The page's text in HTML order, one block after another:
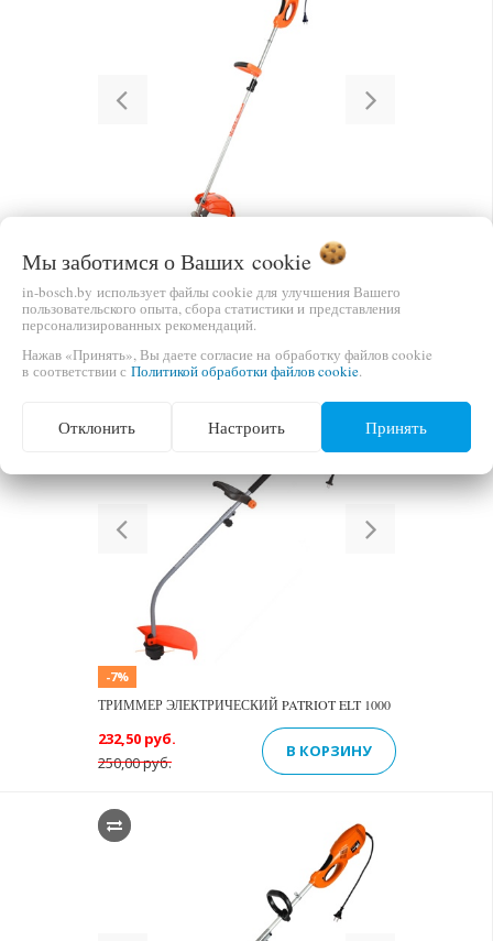
Previous
ТРИММЕР ЭЛЕКТРИЧЕСКИЙ PATRIOT ET1401
215,00 руб.
199,95 руб.
В КОРЗИНУ
-7%
ТРИММЕР ЭЛЕКТРИЧЕСКИЙ PATRIOT ELT 1000
250,00 руб.
232,50 руб.
В КОРЗИНУ
Мы заботимся о Ваших cookie
in-bosch.by использует файлы cookie для улучшения Вашего
пользовательского опыта, сбора статистики и представления
персонализированных рекомендаций.
Нажав «Принять», Вы даете согласие на обработку файлов cookie
в соответствии с Политикой обработки файлов cookie.
Отклонить Настроить Принять